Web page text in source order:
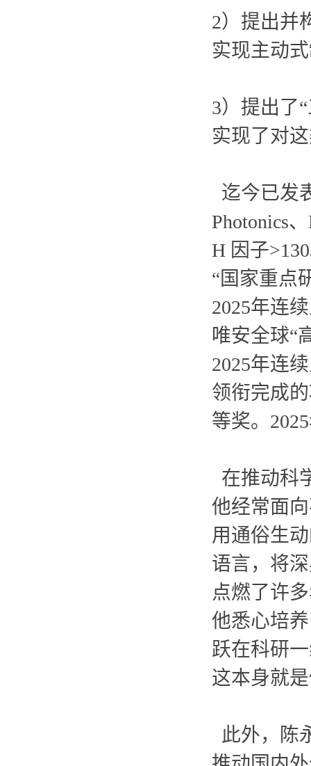
2）提出并
实现主动
3）提出了
实现了对
迄今已发
Photonics
H 因子
“国家重点
2025年连
唯安全球“
2025年连
领衔完成
等奖。
在推动科
他经常面
用通俗生
语言， 将
点燃了许
他悉心培
跃在科研
这本身就
此外，陈